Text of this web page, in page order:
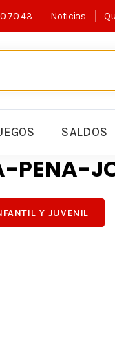
70 43 Noticias
SALDOS
PENA-
Y JUVENIL